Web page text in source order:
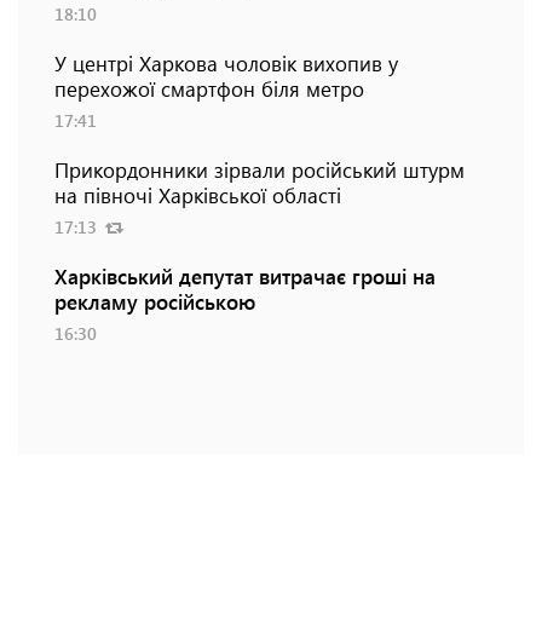
18:10
У центрі Харкова чоловік вихопив у
перехожої смартфон біля метро
17:41
Прикордонники зірвали російський штурм
на півночі Харківської області
17:13
Харківський депутат витрачає гроші на
рекламу російською
16:30